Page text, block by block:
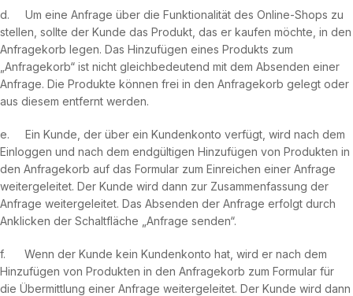
d. Um eine Anfrage über die Funktionalität des Online-Shops zu
stellen, sollte der Kunde das Produkt, das er kaufen möchte, in den
Anfragekorb legen. Das Hinzufügen eines Produkts zum
„Anfragekorb“ ist nicht gleichbedeutend mit dem Absenden einer
Anfrage. Die Produkte können frei in den Anfragekorb gelegt oder
aus diesem entfernt werden.
e. Ein Kunde, der über ein Kundenkonto verfügt, wird nach dem
Einloggen und nach dem endgültigen Hinzufügen von Produkten in
den Anfragekorb auf das Formular zum Einreichen einer Anfrage
weitergeleitet. Der Kunde wird dann zur Zusammenfassung der
Anfrage weitergeleitet. Das Absenden der Anfrage erfolgt durch
Anklicken der Schaltfläche „Anfrage senden“.
f. Wenn der Kunde kein Kundenkonto hat, wird er nach dem
Hinzufügen von Produkten in den Anfragekorb zum Formular für
die Übermittlung einer Anfrage weitergeleitet. Der Kunde wird dann